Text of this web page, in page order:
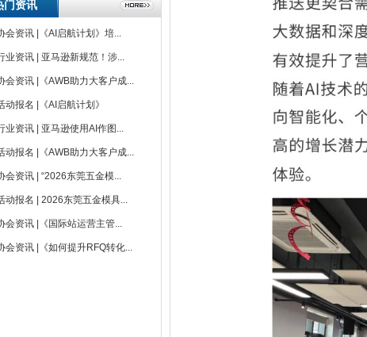
门资讯
会资讯 |《AI启航计划》培...
业资讯 | 亚马逊新规范！涉...
会资讯 |《AWB助力大客户成...
动报名 |《AI启航计划》
业资讯 | 亚马逊使用AI作图...
动报名 |《AWB助力大客户成...
会资讯 | “2026东莞五金模...
动报名 | 2026东莞五金模具...
会资讯 |《国际站运营主管...
会资讯 |《如何提升RFQ转化...